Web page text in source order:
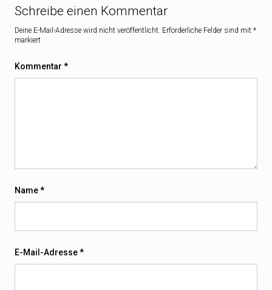
Schreibe einen Kommentar
Deine E-Mail-Adresse wird nicht veröffentlicht. Erforderliche Felder sind mit *
markiert
Kommentar *
Name*
E-Mail-Adresse*